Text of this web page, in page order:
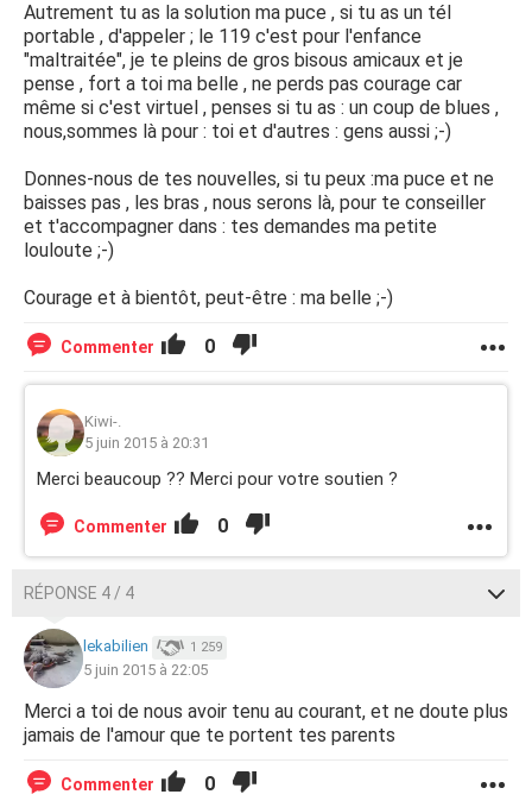
Autrement tu as la solution ma puce , si tu as un tél
portable , d'appeler ; le 119 c'est pour l'enfance
"maltraitée", je te pleins de gros bisous amicaux et je
pense , fort a toi ma belle , ne perds pas courage car
même si c'est virtuel , penses si tu as : un coup de blues ,
nous,sommes là pour : toi et d'autres : gens aussi ;-)
Donnes-nous de tes nouvelles, si tu peux :ma puce et ne
baisses pas , les bras , nous serons là, pour te conseiller
et t'accompagner dans : tes demandes ma petite
louloute ;-)
Courage et à bientôt, peut-être : ma belle ;-)
Commenter 0
Kiwi-.
5 juin 2015 à 20:31
Merci beaucoup ?? Merci pour votre soutien ?
Commenter 0
RÉPONSE 4 / 4
lekabilien 1 259
5 juin 2015 à 22:05
Merci a toi de nous avoir tenu au courant, et ne doute plus
jamais de l'amour que te portent tes parents
Commenter 0